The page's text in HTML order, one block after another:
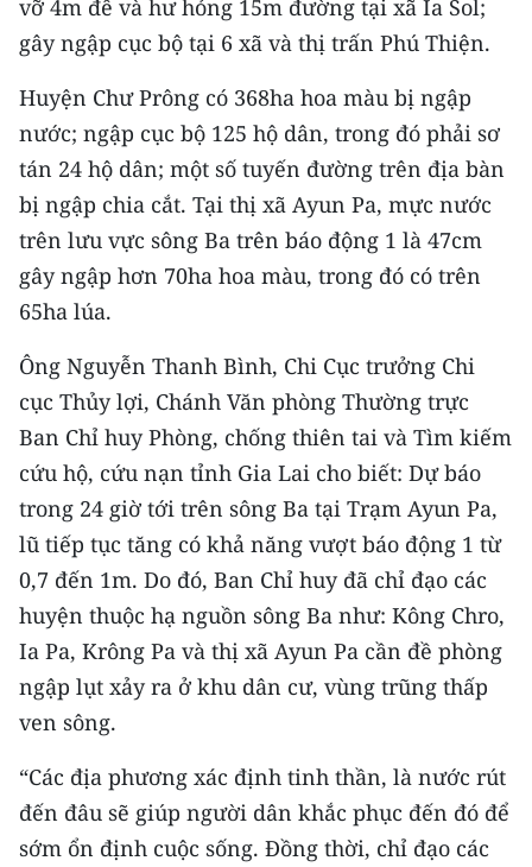
RADIO
MEDIA CENTER
E-Magazine
Video
Media Chính trị
Media Kinh tế
Media Văn hóa
Media Xã hội
Media Pháp luật
Media Du lịch
Media Thế giới
Media Thể thao
Media Giáo dục
Media Y tế
Media Môi trường
Ảnh
vỡ 4m đê và hư hỏng 15m đường tại xã Ia Sol;
gây ngập cục bộ tại 6 xã và thị trấn Phú Thiện.
Huyện Chư Prông có 368ha hoa màu bị ngập
nước; ngập cục bộ 125 hộ dân, trong đó phải sơ
tán 24 hộ dân; một số tuyến đường trên địa bàn
bị ngập chia cắt. Tại thị xã Ayun Pa, mực nước
trên lưu vực sông Ba trên báo động 1 là 47cm
gây ngập hơn 70ha hoa màu, trong đó có trên
65ha lúa.
Ông Nguyễn Thanh Bình, Chi Cục trưởng Chi
cục Thủy lợi, Chánh Văn phòng Thường trực
Ban Chỉ huy Phòng, chống thiên tai và Tìm kiếm
cứu hộ, cứu nạn tỉnh Gia Lai cho biết: Dự báo
trong 24 giờ tới trên sông Ba tại Trạm Ayun Pa,
lũ tiếp tục tăng có khả năng vượt báo động 1 từ
0,7 đến 1m. Do đó, Ban Chỉ huy đã chỉ đạo các
huyện thuộc hạ nguồn sông Ba như: Kông Chro,
Ia Pa, Krông Pa và thị xã Ayun Pa cần đề phòng
ngập lụt xảy ra ở khu dân cư, vùng trũng thấp
ven sông.
“Các địa phương xác định tinh thần, là nước rút
đến đâu sẽ giúp người dân khắc phục đến đó để
sớm ổn định cuộc sống. Đồng thời, chỉ đạo các